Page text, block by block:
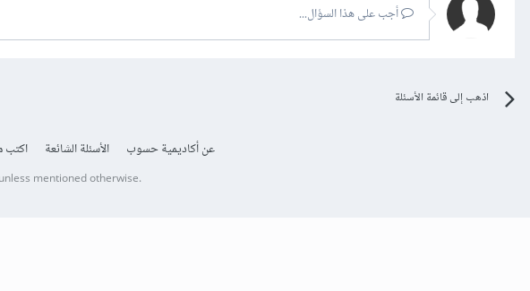
أجب على هذا السؤال...
اذهب إلى قائمة الأسئلة
عن أكاديمية حسوب الأسئلة الشائعة اكتب
mentioned otherwise.